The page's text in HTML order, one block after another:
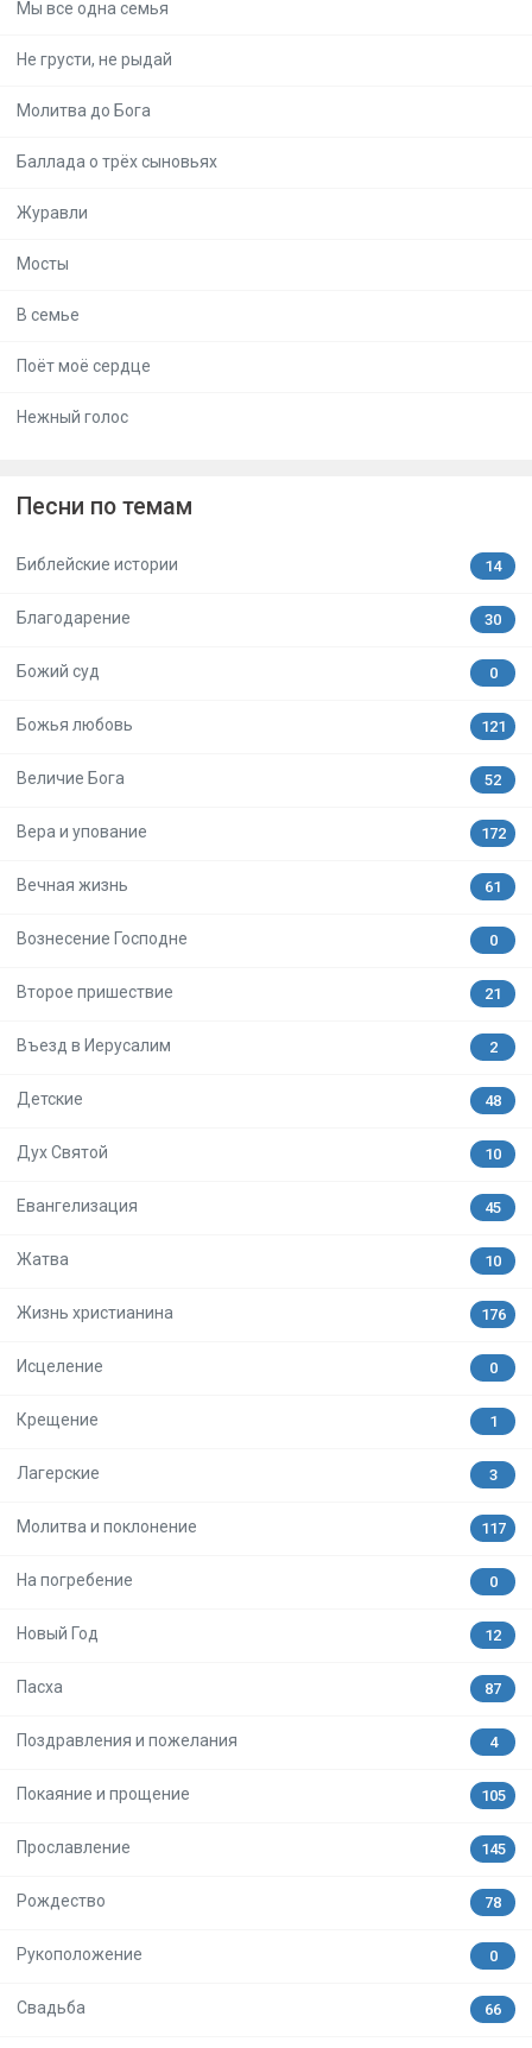
Мы все одна семья
Не грусти, не рыдай
Молитва до Бога
Баллада о трёх сыновьях
Журавли
Мосты
В семье
Поёт моё сердце
Нежный голос
Песни по темам
Библейские истории 14
Благодарение 30
Божий суд 0
Божья любовь 121
Величие Бога 52
Вера и упование 172
Вечная жизнь 61
Вознесение Господне 0
Второе пришествие 21
Въезд в Иерусалим 2
Детские 48
Дух Святой 10
Евангелизация 45
Жатва 10
Жизнь христианина 176
Исцеление 0
Крещение 1
Лагерские 3
Молитва и поклонение 117
На погребение 0
Новый Год 12
Пасха 87
Поздравления и пожелания 4
Покаяние и прощение 105
Прославление 145
Рождество 78
Рукоположение 0
Свадьба 66